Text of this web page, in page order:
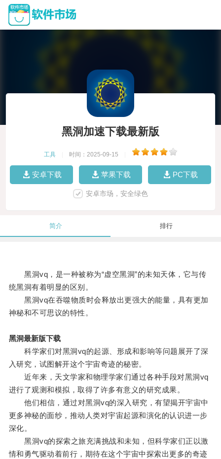
黑洞加速下载最新版
工具 时间：2025-09-15
安卓下载 苹果下载 PC下载
安卓市场，安全绿色
简介 排行
黑洞vq，是一种被称为“虚空黑洞”的未知天体，它与传
统黑洞有着明显的区别。
黑洞vq在吞噬物质时会释放出更强大的能量，具有更加
神秘和不可思议的特性。
黑洞最新版下载
科学家们对黑洞vq的起源、形成和影响等问题展开了深
入研究，试图解开这个宇宙奇迹的秘密。
近年来，天文学家和物理学家们通过各种手段对黑洞vq
进行了观测和模拟，取得了许多有意义的研究成果。
他们相信，通过对黑洞vq的深入研究，有望揭开宇宙中
更多神秘的面纱，推动人类对宇宙起源和演化的认识进一步
深化。
黑洞vq的探索之旅充满挑战和未知，但科学家们正以激
情和勇气驱动着前行，期待在这个宇宙中探索出更多的奇迹